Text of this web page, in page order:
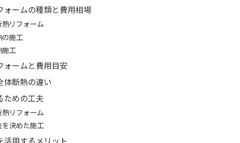
ォームの種類と費用相場
リフォーム
の施工
施工
ォームと費用目安
体断熱の違い
ための工夫
リフォーム
決めた施工